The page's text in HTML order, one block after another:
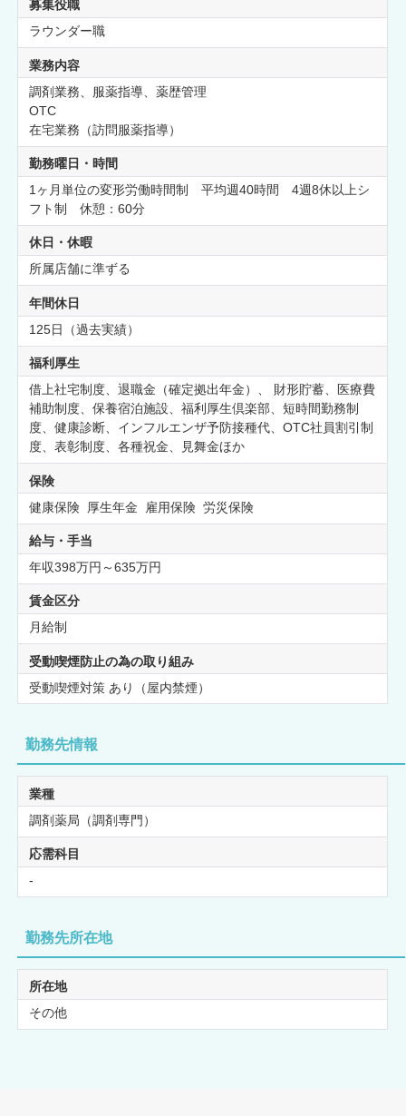
募集役職
ラウンダー職
業務内容
調剤業務、服薬指導、薬歴管理
OTC
在宅業務（訪問服薬指導）
勤務曜日・時間
1ヶ月単位の変形労働時間制 平均週40時間 4週8休以上シ
フト制 休憩：60分
休日・休暇
所属店舗に準ずる
年間休日
125日（過去実績）
福利厚生
借上社宅制度、退職金（確定拠出年金）、 財形貯蓄、医療費
補助制度、保養宿泊施設、福利厚生倶楽部、短時間勤務制
度、健康診断、インフルエンザ予防接種代、OTC社員割引制
度、表彰制度、各種祝金、見舞金ほか
保険
健康保険 厚生年金 雇用保険 労災保険
給与・手当
年収398万円～635万円
賃金区分
月給制
受動喫煙防止の為の取り組み
受動喫煙対策 あり（屋内禁煙）
勤務先情報
業種
調剤薬局（調剤専門）
応需科目
-
勤務先所在地
所在地
その他